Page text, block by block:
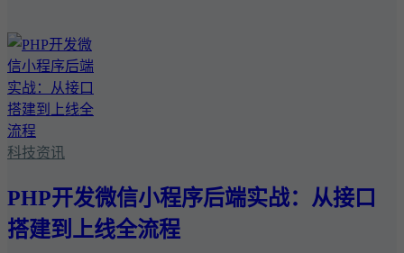
科技资讯
PHP开发微信小程序后端实战：从接口
搭建到上线全流程